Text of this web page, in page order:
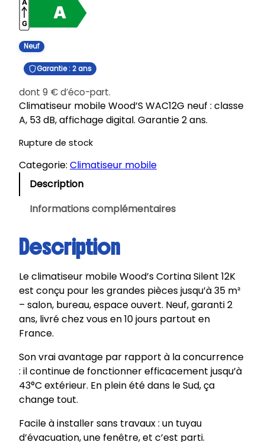
Neuf
Garantie : 2 ans
dont 9 €d’éco-part.
Climatiseur mobile Wood’S WAC12G neuf : classe
A, 53 dB, affichage digital. Garantie 2 ans.
Rupture de stock
Categorie: Climatiseur mobile
Description
Informations complémentaires
Description
Le climatiseur mobile Wood’s Cortina Silent 12K
est conçu pour les grandes pièces jusqu’à 35 m²
– salon, bureau, espace ouvert. Neuf, garanti 2
ans, livré chez vous en 10 jours partout en
France.
Son vrai avantage par rapport à la concurrence
: il continue de fonctionner efficacement jusqu’à
43°C extérieur. En plein été dans le Sud, ça
change tout.
Facile à installer sans travaux : un tuyau
d’évacuation, une fenêtre, et c’est parti.